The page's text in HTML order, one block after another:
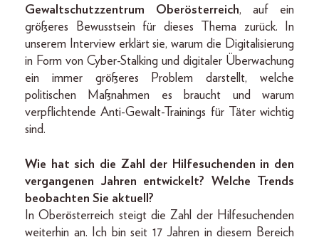
Gewaltschutzzentrum Oberösterreich, auf ein
größeres Bewusstsein für dieses Thema zurück. In
unserem Interview erklärt sie, warum die Digitalisierung
in Form von Cyber-Stalking und digitaler Überwachung
ein immer größeres Problem darstellt, welche
politischen Maßnahmen es braucht und warum
verpflichtende Anti-Gewalt-Trainings für Täter wichtig
sind.
Wie hat sich die Zahl der Hilfesuchenden in den
vergangenen Jahren entwickelt? Welche Trends
beobachten Sie aktuell?
In Oberösterreich steigt die Zahl der Hilfesuchenden
weiterhin an. Ich bin seit 17 Jahren in diesem Bereich